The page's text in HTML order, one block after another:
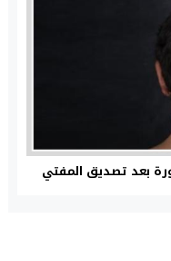
بعد تصديق المفتي